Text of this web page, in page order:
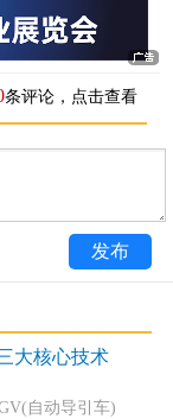
条评论，点击查看
发布
大核心技术
自动导引车)